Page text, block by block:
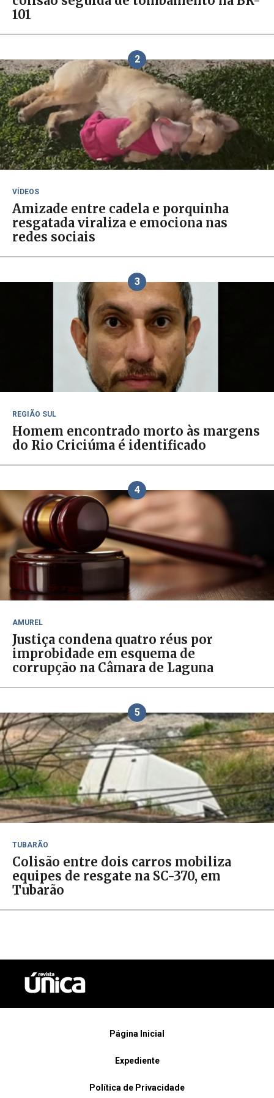
101
2
VÍDEOS
Amizade entre cadela e porquinha
resgatada viraliza e emociona nas
redes sociais
3
REGIÃO SUL
Homem encontrado morto às margens
do Rio Criciúma é identificado
4
AMUREL
Justiça condena quatro réus por
improbidade em esquema de
corrupção na Câmara de Laguna
5
TUBARÃO
Colisão entre dois carros mobiliza
equipes de resgate na SC-370, em
Tubarão
Página Inicial
Expediente
Política de Privacidade